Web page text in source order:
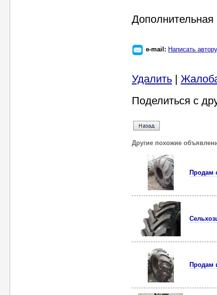
e-mail: Написать автору
Удалить |
Поделиться с
Другие похожие
Продам
Продам